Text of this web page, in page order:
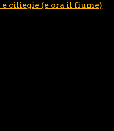
e ciliegie (e ora il fiume)